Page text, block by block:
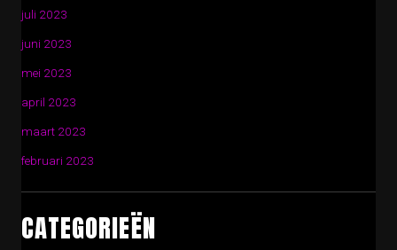
juli 2023
juni 2023
mei 2023
april 2023
maart 2023
februari 2023
CATEGORIEËN